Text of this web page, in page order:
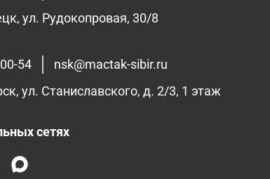
ул. Рудокопровая, 30/8
54
nsk@mactak-sibir.ru
ул. Станиславского, д. 2/3, 1 этаж
сетях